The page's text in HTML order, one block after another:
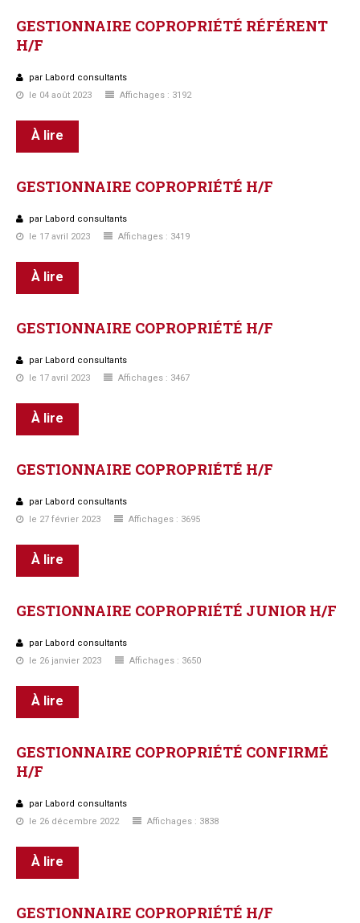
GESTIONNAIRE COPROPRIÉTÉ RÉFÉRENT
H/F
par Labord consultants
le 04 août 2023
Affichages : 3192
À lire
GESTIONNAIRE COPROPRIÉTÉ H/F
par Labord consultants
le 17 avril 2023
Affichages : 3419
À lire
GESTIONNAIRE COPROPRIÉTÉ H/F
par Labord consultants
le 17 avril 2023
Affichages : 3467
À lire
GESTIONNAIRE COPROPRIÉTÉ H/F
par Labord consultants
le 27 février 2023
Affichages : 3695
À lire
GESTIONNAIRE COPROPRIÉTÉ JUNIOR H/F
par Labord consultants
le 26 janvier 2023
Affichages : 3650
À lire
GESTIONNAIRE COPROPRIÉTÉ CONFIRMÉ
H/F
par Labord consultants
le 26 décembre 2022
Affichages : 3838
À lire
GESTIONNAIRE COPROPRIÉTÉ H/F